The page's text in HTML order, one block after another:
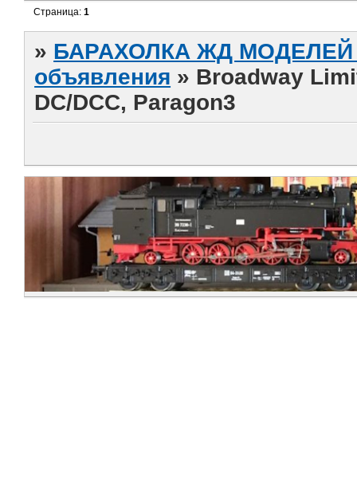
Страница:1
» БАРАХОЛКА ЖД МОДЕЛЕЙ
объявления » Broadway
DC/DCC, Paragon3